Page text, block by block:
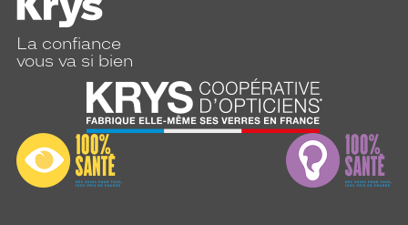
La confiance
vous va si bien